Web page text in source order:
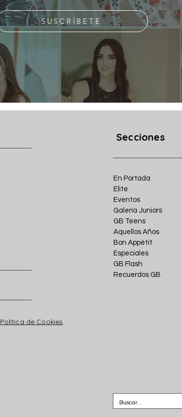
SUSCRÍBETE
Política de Cookies
Secciones
En Portada
Elite
Eventos
Galería Juniors
GB Teens
Aquellos Años
Bon Appétit
Especiales
GB Flash
Recuerdos GB